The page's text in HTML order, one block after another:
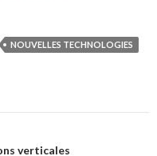
NOUVELLES TECHNOLOGIES
verticales